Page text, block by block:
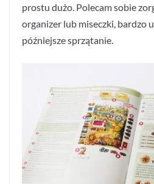
prostu dużo. Polecam sobie
organizer lub miseczki, bardzo
późniejsze sprzątanie.